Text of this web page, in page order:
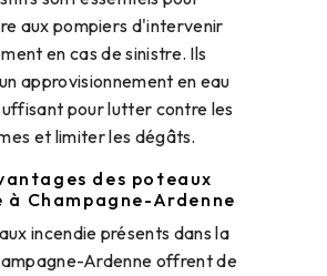
aux pompiers d'intervenir
en cas de sinistre. Ils
approvisionnement en eau
pour lutter contre les
et limiter les dégâts.
des poteaux
à Champagne-Ardenne
incendie présents dans la
Ardenne offrent de